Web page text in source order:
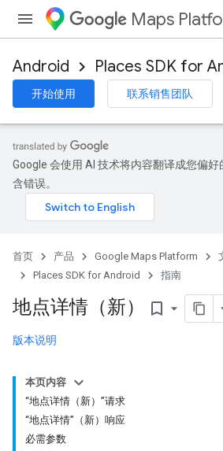
Maps
Android Places SDK for
开始使用 联系销售团队
Google 会使用 AI 技术将内容翻译成您偏
含错误。
首页 产品 Google Maps Platform
Places SDK for Android
指南
地点详情（新） bookmark_border
版本说明
本页内容
“地点详情（新）”请求
“地点详情”（新）响应
必需参数